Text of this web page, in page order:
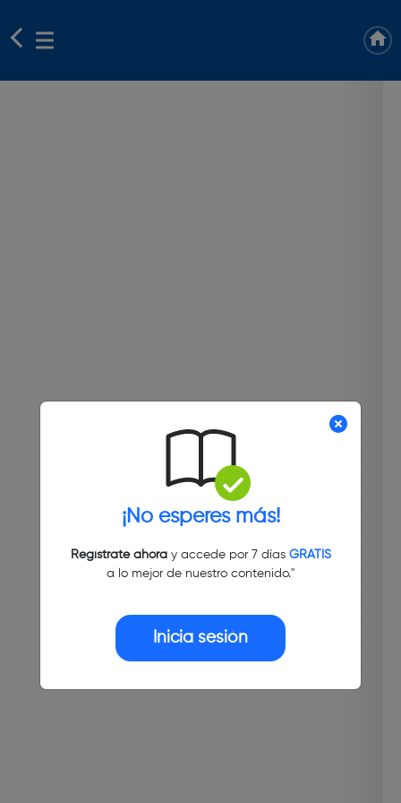
¡No esperes más!
Regístrate ahoray accede por 7 días GRATIS
a lo mejor de nuestro contenido."
Inicia sesión